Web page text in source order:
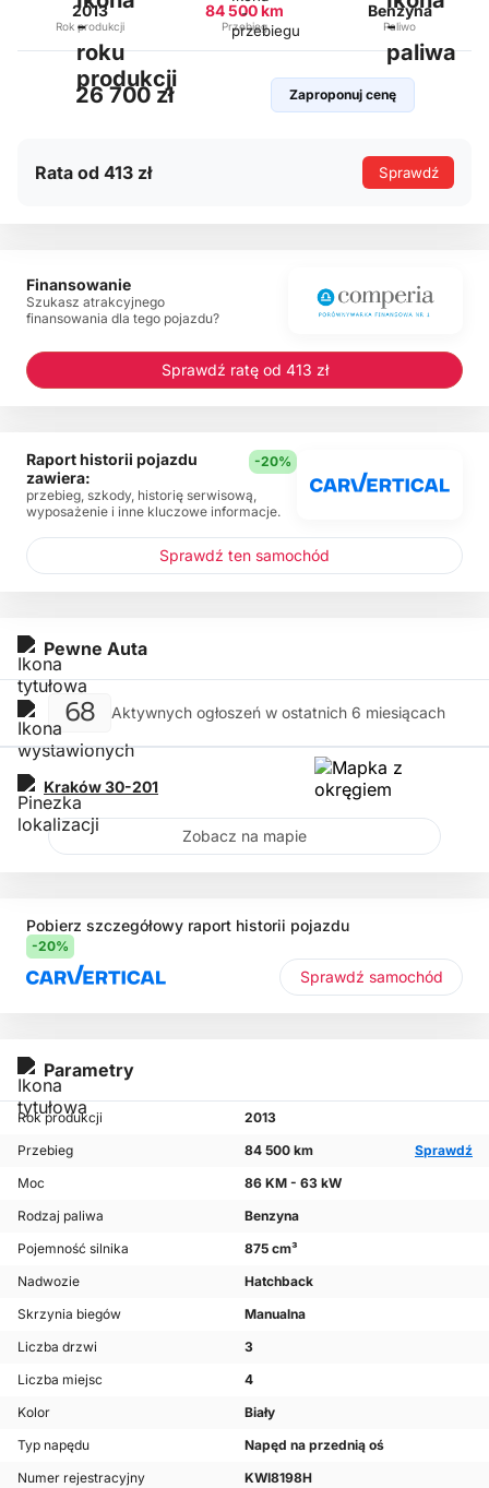
Pobierz szczegółowy raport historii pojazdu
-20%
Sprawdź samochód
Parametry
Rok produkcji
2013
Przebieg
84 500 km
Sprawdź
Moc
86 KM - 63 kW
Rodzaj paliwa
Benzyna
Pojemność silnika
875 cm³
Nadwozie
Hatchback
Skrzynia biegów
Manualna
Liczba drzwi
3
Liczba miejsc
4
Kolor
Biały
Typ napędu
Napęd na przednią oś
Numer rejestracyjny
KWI8198H
2013
Rok produkcji
84 500 km
Przebieg
Benzyna
Paliwo
26 700 zł Zaproponuj cenę
Rata od 413 zł Sprawdź
Pewne Auta
68 Aktywnych ogłoszeń w ostatnich 6 miesiącach
Kraków30-201
Zobacz na mapie
Finansowanie
Szukasz atrakcyjnego
finansowania dla tego pojazdu?
Sprawdź ratę od 413 zł
Raport historii pojazdu
zawiera:
-20%
przebieg, szkody, historię serwisową,
wyposażenie i inne kluczowe informacje.
Sprawdź ten samochód